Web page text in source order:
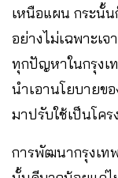
เหนือแผน กระนั้น
อย่างไม่เฉพาะเ
ทุกปัญหาในกรุงเ
นำเอานโยบายข
มาปรับใช้เป็นโคร
การพัฒนากรุงเท